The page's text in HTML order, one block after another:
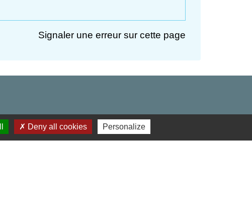
Signaler une erreur sur cette page
Deny all cookies Personalize